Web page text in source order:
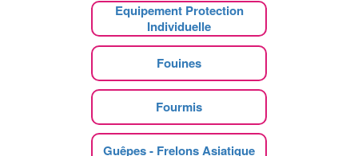
Equipement Protection
Individuelle
Fouines
Fourmis
Guêpes - Frelons Asiatique